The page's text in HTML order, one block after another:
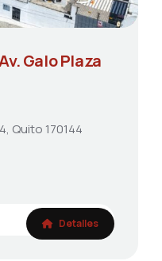
Galo Plaza
Quito 170144
Detalles